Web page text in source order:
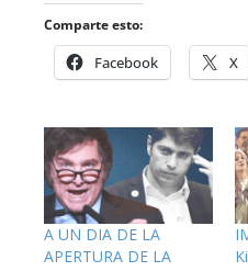
Comparte esto:
Facebook X
A UN DIA DE LA
APERTURA DE LA